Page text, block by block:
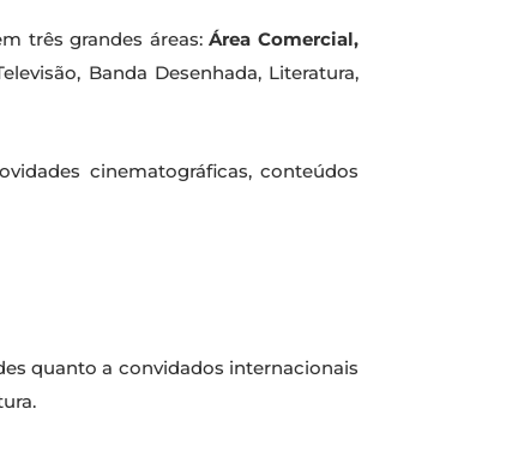
três grandes áreas:Área Comercial,
Banda Desenhada, Literatura,
cinematográficas, conteúdos
quanto a convidados internacionais